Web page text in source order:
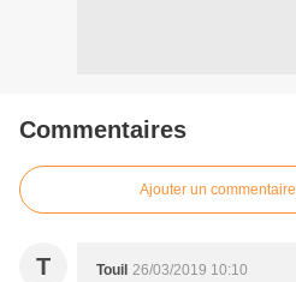
Commentaires
Ajouter un commentaire
T Touil 26/03/2019 10:10